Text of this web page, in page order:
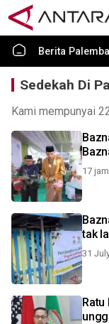
Berita
Sedekah Di
Kami mempunyai
17
tak
31